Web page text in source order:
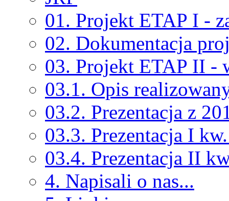
01. Projekt ETAP I -
02. Dokumentacja
03. Projekt ETAP II -
03.1. Opis
03.2. Prezentacja z
03.3. Prezentacja I
03.4. Prezentacja II
4. Napisali o nas...